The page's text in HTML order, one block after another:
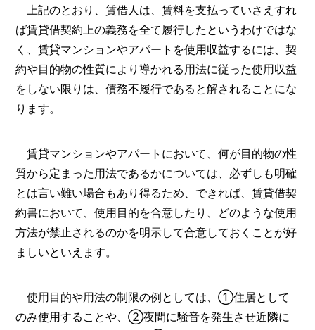
上記のとおり、賃借人は、賃料を支払っていさえすれ
ば賃貸借契約上の義務を全て履行したというわけではな
く、賃貸マンションやアパートを使用収益するには、契
約や目的物の性質により導かれる用法に従った使用収益
をしない限りは、債務不履行であると解されることにな
ります。
賃貸マンションやアパートにおいて、何が目的物の性
質から定まった用法であるかについては、必ずしも明確
とは言い難い場合もあり得るため、できれば、賃貸借契
約書において、使用目的を合意したり、どのような使用
方法が禁止されるのかを明示して合意しておくことが好
ましいといえます。
使用目的や用法の制限の例としては、①住居として
のみ使用することや、②夜間に騒音を発生させ近隣に